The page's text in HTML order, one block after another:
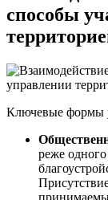
способы
Ключевые формы
реже